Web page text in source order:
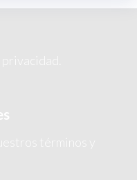
términos y